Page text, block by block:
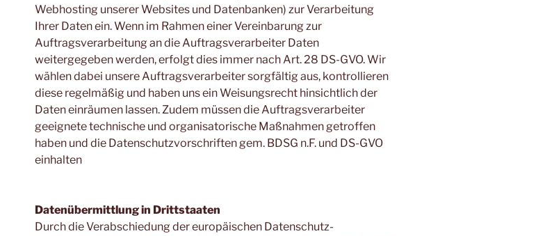
Webhosting unserer Websites und Datenbanken) zur Verarbeitung
Ihrer Daten ein. Wenn im Rahmen einer Vereinbarung zur
Auftragsverarbeitung an die Auftragsverarbeiter Daten
weitergegeben werden, erfolgt dies immer nach Art. 28 DS-GVO. Wir
wählen dabei unsere Auftragsverarbeiter sorgfältig aus, kontrollieren
diese regelmäßig und haben uns ein Weisungsrecht hinsichtlich der
Daten einräumen lassen. Zudem müssen die Auftragsverarbeiter
geeignete technische und organisatorische Maßnahmen getroffen
haben und die Datenschutzvorschriften gem. BDSG n.F. und DS-GVO
einhalten
Datenübermittlung in Drittstaaten
Durch die Verabschiedung der europäischen Datenschutz-